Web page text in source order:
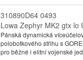
310890D64 0493
Lowa Zephyr MK2 gtx lo
Pánská dynamická
polobotkového střihu s
pro běžné i elitní vojenské